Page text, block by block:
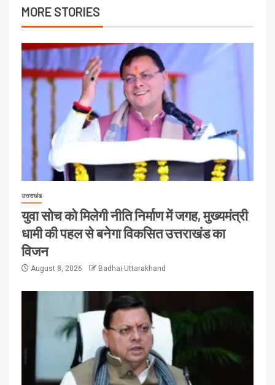
MORE STORIES
उत्तराखंड
युवा सोच को मिलेगी नीति निर्माण में जगह, मुख्यमंत्री
धामी की पहल से बनेगा विकसित उत्तराखंड का
विजन
August 8, 2026 Badhai Uttarakhand